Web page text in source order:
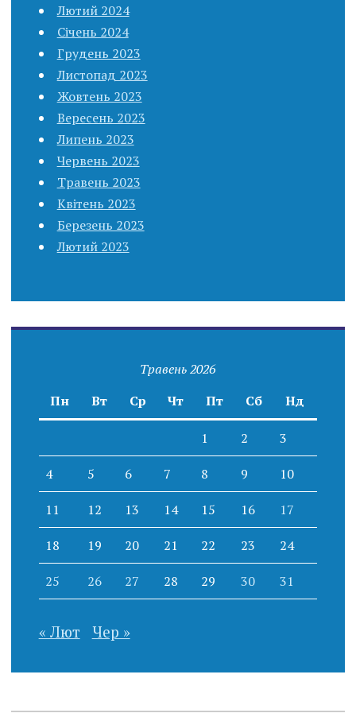
Лютий 2024
Січень 2024
Грудень 2023
Листопад 2023
Жовтень 2023
Вересень 2023
Липень 2023
Червень 2023
Травень 2023
Квітень 2023
Березень 2023
Лютий 2023
Травень 2026
Пн
Вт Ср Чт Пт Сб Нд
1 2 3
4 5 6 7 8 9 10
11 12 13 14 15 16 17
18 19 20 21 22 23 24
25 26 27 28 29 30 31
« Лют Чер »